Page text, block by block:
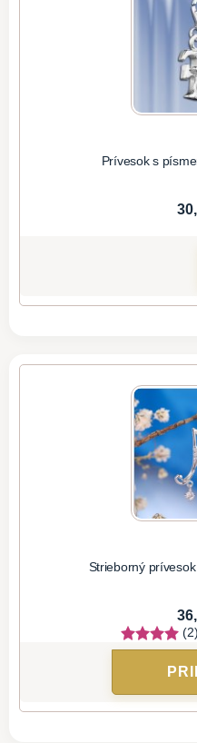
Prívesok s
Strieborný
(2)